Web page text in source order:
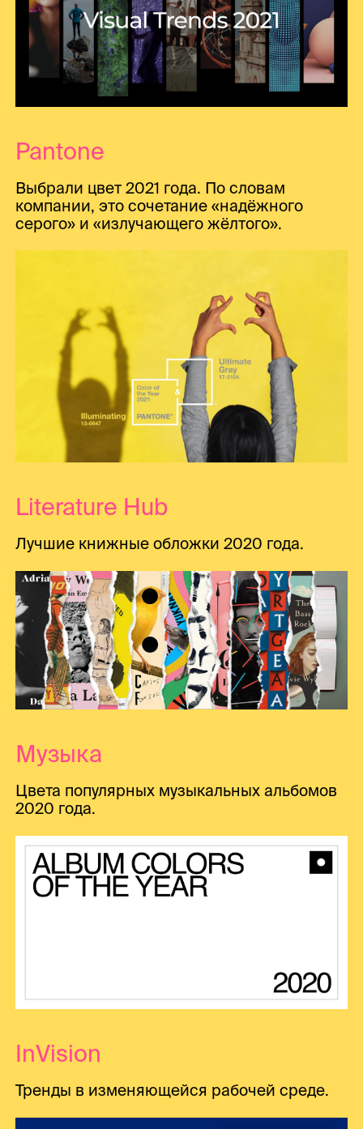
Pantone
Выбрали цвет 2021 года. По словам
компании, это сочетание «надёжного
серого» и «излучающего жёлтого».
Literature Hub
Лучшие книжные обложки 2020 года.
Музыка
Цвета популярных музыкальных альбомов
2020 года.
InVision
Тренды в изменяющейся рабочей среде.